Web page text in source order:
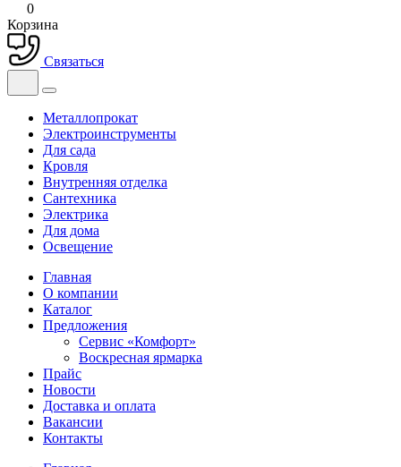
0
Корзина
Связаться
Металлопрокат
Электроинструменты
Для сада
Кровля
Внутренняя отделка
Сантехника
Электрика
Для дома
Освещение
Главная
О компании
Каталог
Предложения
Сервис «Комфорт»
Воскресная ярмарка
Прайс
Новости
Доставка и оплата
Вакансии
Контакты